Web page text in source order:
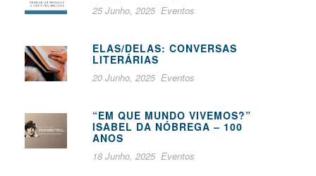
25 Junho, 2025 Eventos
ELAS/DELAS: CONVERSAS
LITERÁRIAS
20 Junho, 2025 Eventos
“EM QUE MUNDO VIVEMOS?”
ISABEL DA NÓBREGA – 100
ANOS
18 Junho, 2025 Eventos